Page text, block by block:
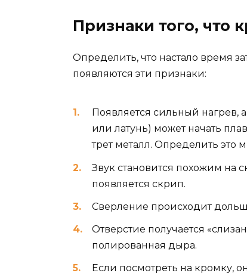
Признаки того, что
Определить, что настало время
появляются эти признаки:
Появляется сильный нагрев,
или латунь) может начать
трет металл. Определить
Звук становится похожим на
появляется скрип.
Сверление происходит
Отверстие получается
полированная дыра.
Если посмотреть на кромку,